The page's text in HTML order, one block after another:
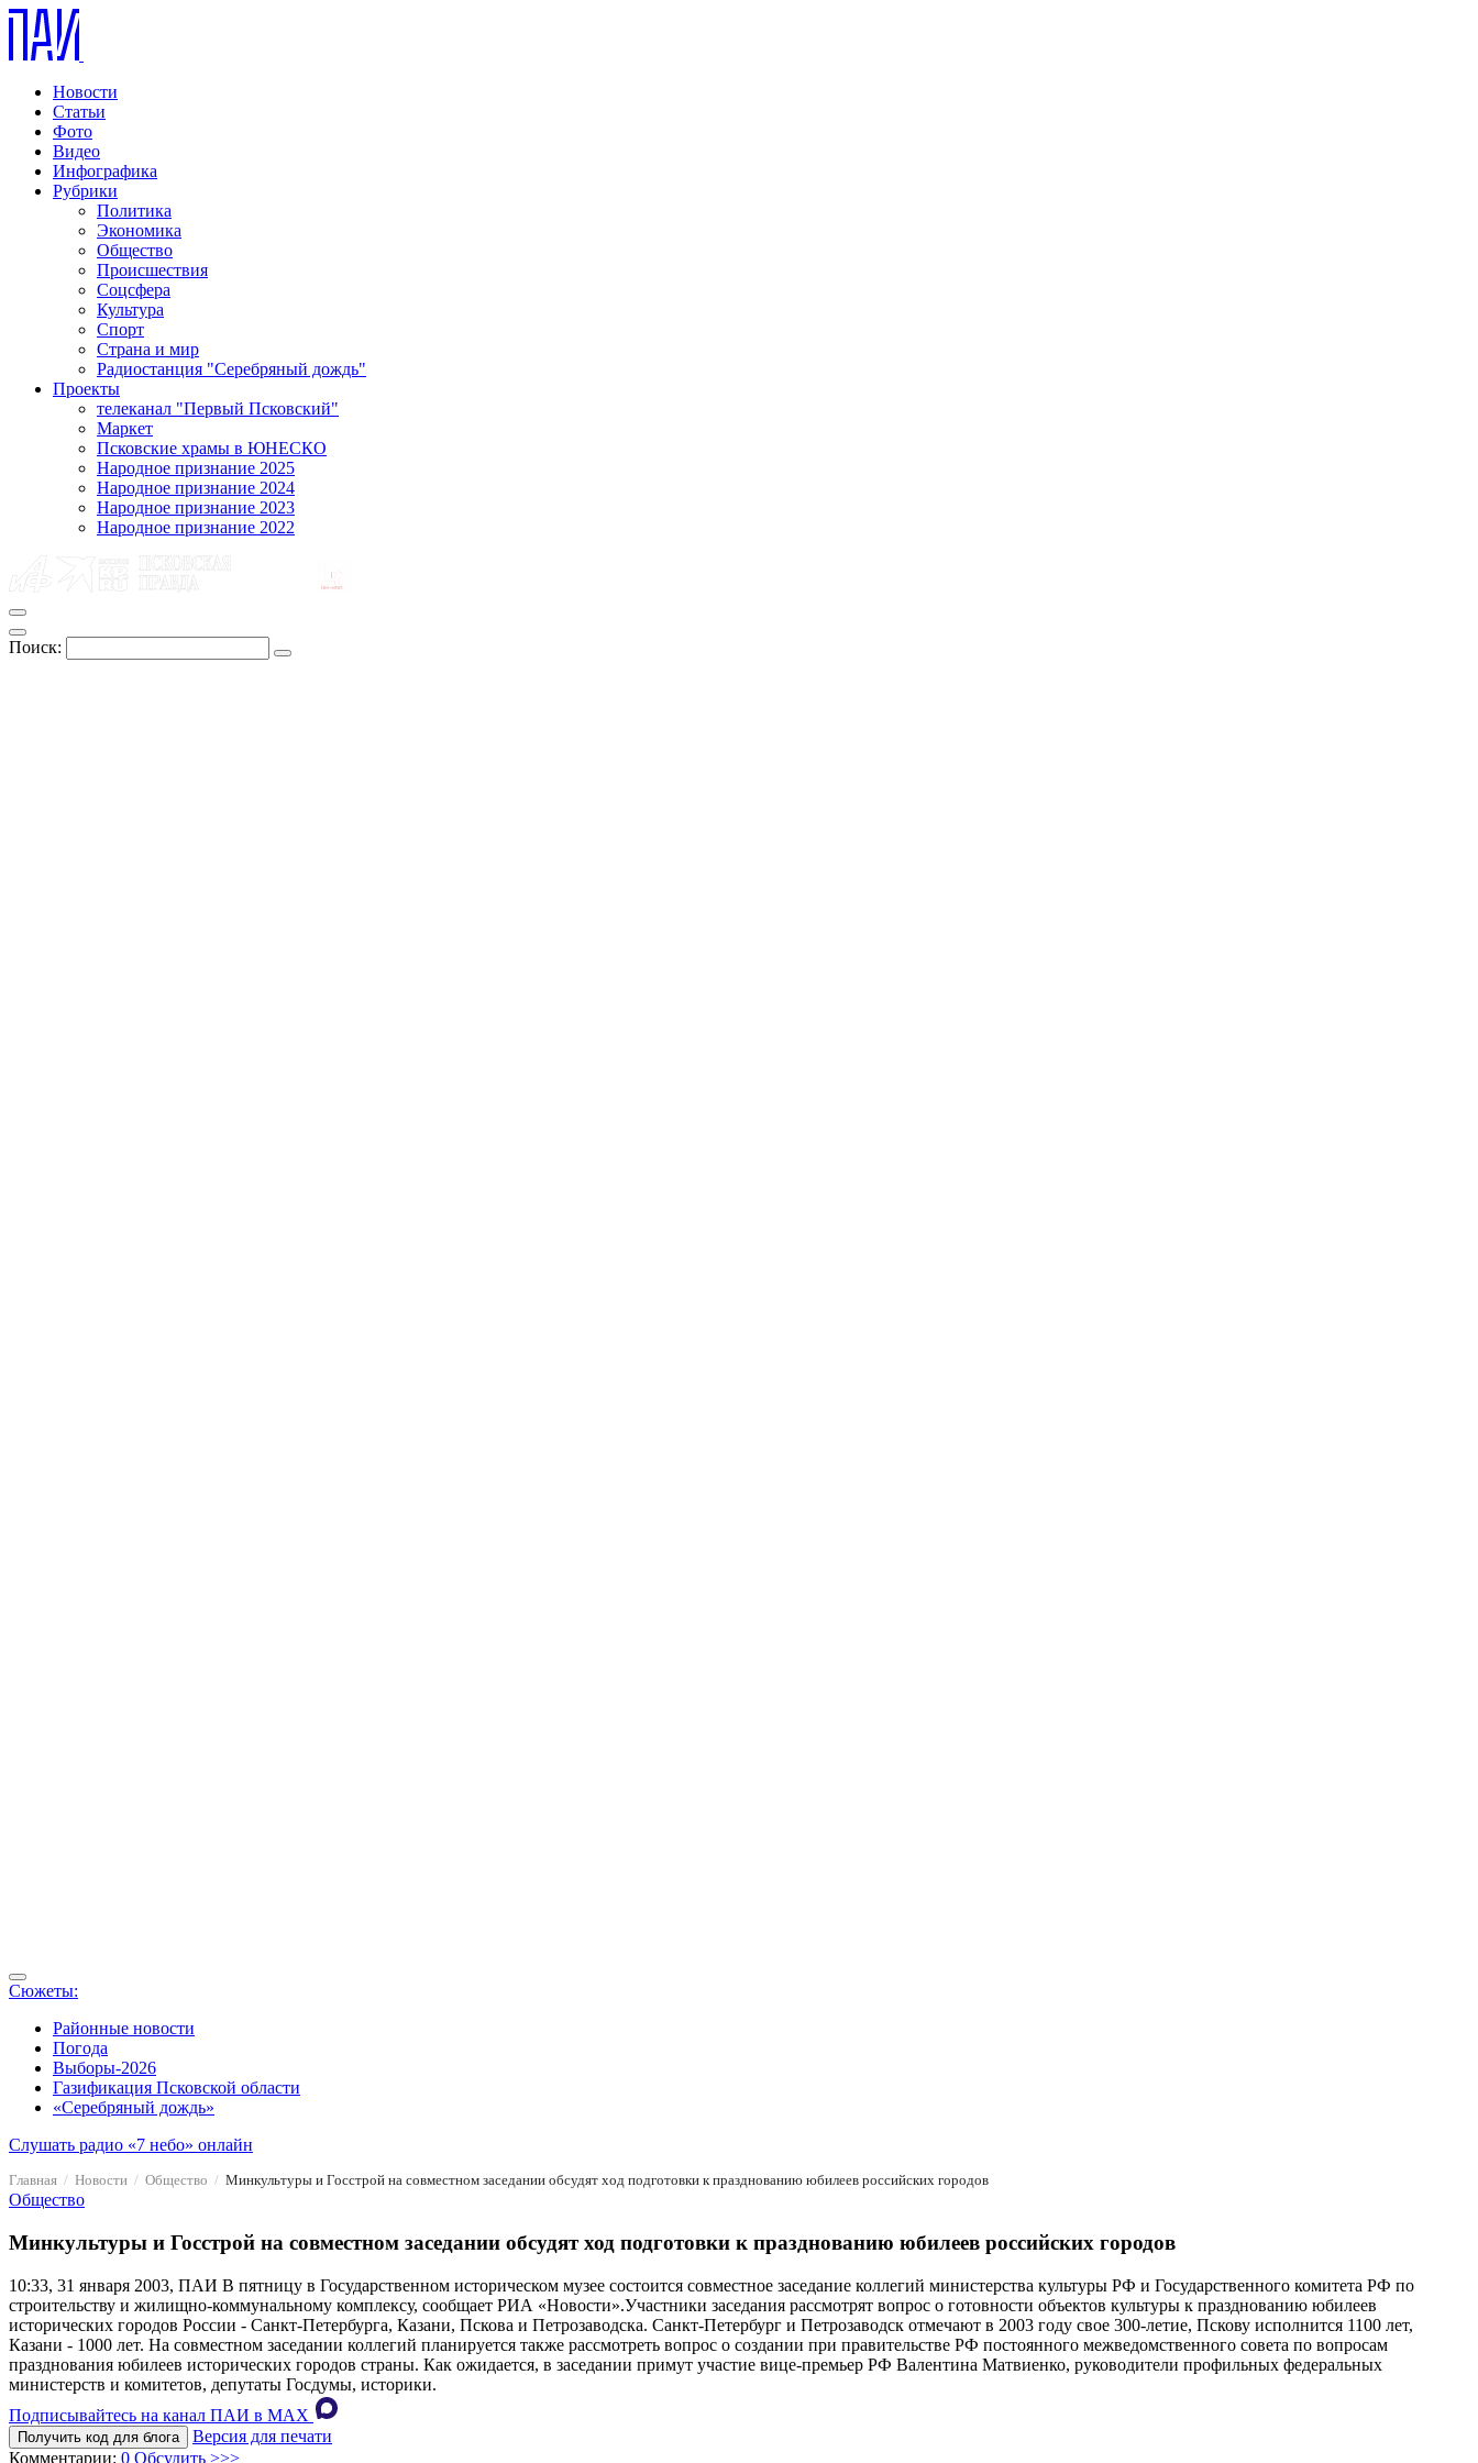
Новости
Статьи
Фото
Видео
Инфографика
Рубрики
Политика
Экономика
Общество
Происшествия
Соцсфера
Культура
Спорт
Страна и мир
Радиостанция "Серебряный дождь"
Проекты
телеканал "Первый Псковский"
Маркет
Псковские храмы в ЮНЕСКО
Народное признание 2025
Народное признание 2024
Народное признание 2023
Народное признание 2022
Поиск:
Сюжеты:
Районные новости
Погода
Выборы-2026
Газификация Псковской области
«Серебряный дождь»
Слушать радио «7 небо» онлайн
Главная Новости Общество Минкультуры и Госстрой на совместном заседании обсудят ход подготовки к празднованию юбилеев российских городов
Общество
Минкультуры и Госстрой на совместном заседании обсудят ход подготовки к празднованию юбилеев российских городов
10:33, 31 января 2003, ПАИ В пятницу в Государственном историческом музее состоится совместное заседание коллегий министерства культуры РФ и Государственного комитета РФ по
строительству и жилищно-коммунальному комплексу, сообщает РИА «Новости».Участники заседания рассмотрят вопрос о готовности объектов культуры к празднованию юбилеев
исторических городов России - Санкт-Петербурга, Казани, Пскова и Петрозаводска. Санкт-Петербург и Петрозаводск отмечают в 2003 году свое 300-летие, Пскову исполнится 1100 лет,
Казани - 1000 лет. На совместном заседании коллегий планируется также рассмотреть вопрос о создании при правительстве РФ постоянного межведомственного совета по вопросам
празднования юбилеев исторических городов страны. Как ожидается, в заседании примут участие вице-премьер РФ Валентина Матвиенко, руководители профильных федеральных
министерств и комитетов, депутаты Госдумы, историки.
Подписывайтесь на канал ПАИ в MAХ
Получить код для блога
Версия для печати
Комментарии: 0 Обсудить >>>